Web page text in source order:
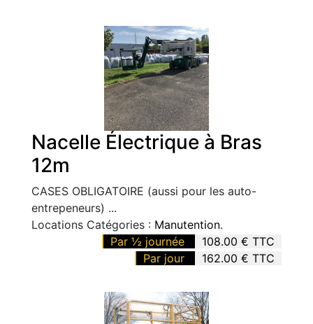
Nacelle Électrique à Bras
12m
CASES OBLIGATOIRE (aussi pour les auto-
entrepeneurs) ...
Locations Catégories : Manutention.
Par ½ journée
108.00 € TTC
Par jour
162.00 € TTC